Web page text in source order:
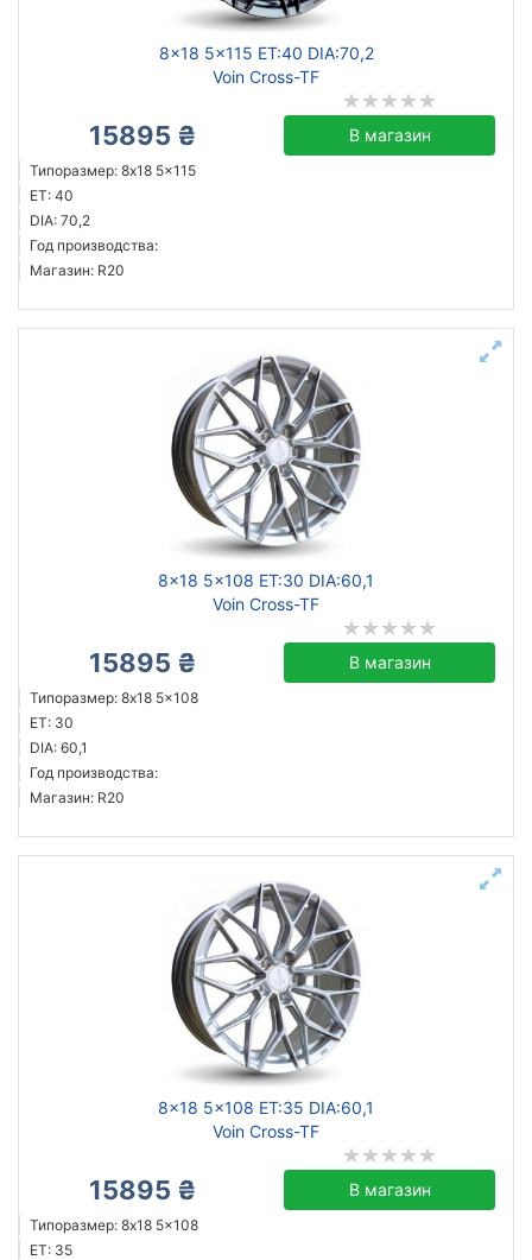
8x18 5x115 ET:40 DIA:70,2
Voin Cross-TF
15895 ₴ В магазин
Типоразмер: 8x18 5x115
ET: 40
DIA: 70,2
Год производства:
Магазин: R20
8x18 5x108 ET:30 DIA:60,1
Voin Cross-TF
15895 ₴ В магазин
Типоразмер: 8x18 5x108
ET: 30
DIA: 60,1
Год производства:
Магазин: R20
8x18 5x108 ET:35 DIA:60,1
Voin Cross-TF
15895 ₴ В магазин
Типоразмер: 8x18 5x108
ET: 35